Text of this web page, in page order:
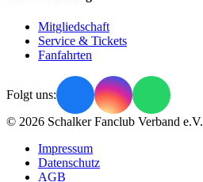
Mitgliedschaft
Service & Tickets
Fanfahrten
Folgt uns:
© 2026 Schalker Fanclub Verband e.V.
Impressum
Datenschutz
AGB